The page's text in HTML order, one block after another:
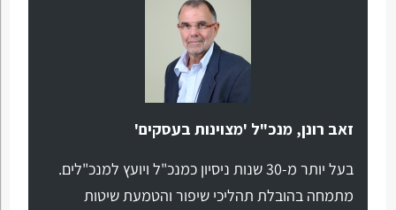
זאב רונן, מנכ"ל 'מצוינות בעסקים'
בעל יותר מ-30 שנות ניסיון כמנכ"ל ויועץ למנכ"לים.
מתמחה בהובלת תהליכי שיפור והטמעת שיטות